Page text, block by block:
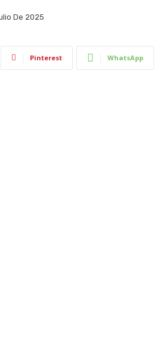
De 2025
Pinterest WhatsApp